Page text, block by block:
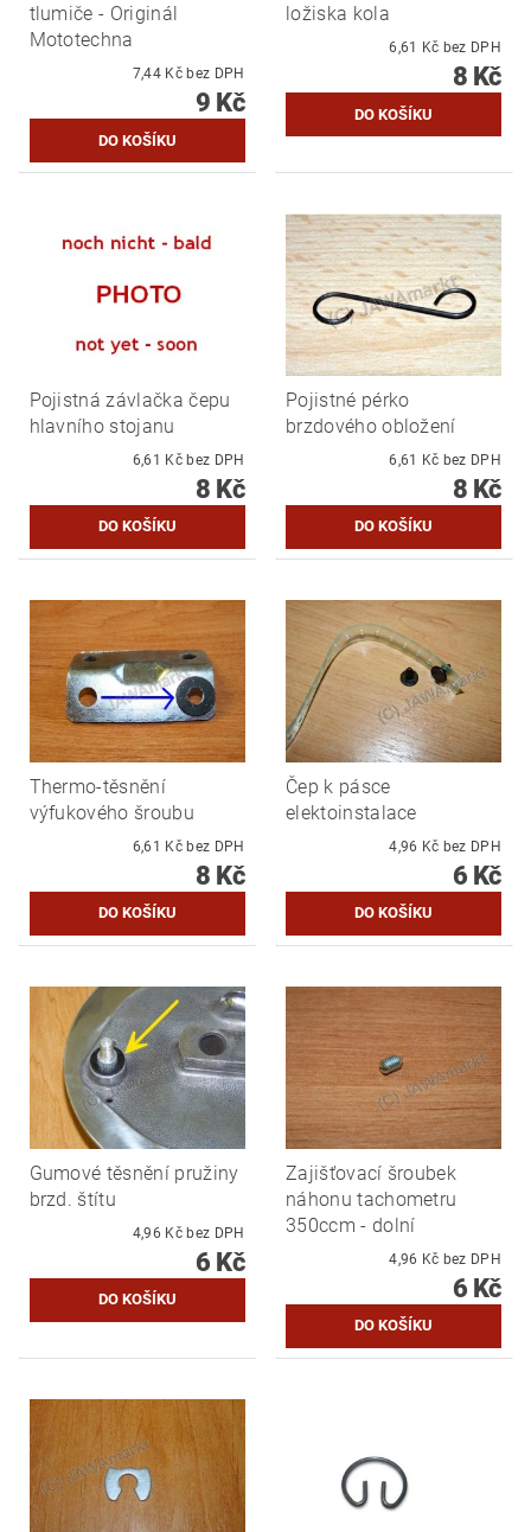
tlumiče - Originál
Mototechna
7,44 Kč bez DPH
9 Kč
ložiska kola
6,61 Kč bez DPH
8 Kč
Pojistná závlačka čepu
hlavního stojanu
6,61 Kč bez DPH
8 Kč
Pojistné pérko
brzdového obložení
6,61 Kč bez DPH
8 Kč
Thermo-těsnění
výfukového šroubu
6,61 Kč bez DPH
8 Kč
Čep k pásce
elektoinstalace
4,96 Kč bez DPH
6 Kč
Gumové těsnění pružiny
brzd. štítu
4,96 Kč bez DPH
6 Kč
Zajišťovací šroubek
náhonu tachometru
350ccm - dolní
4,96 Kč bez DPH
6 Kč